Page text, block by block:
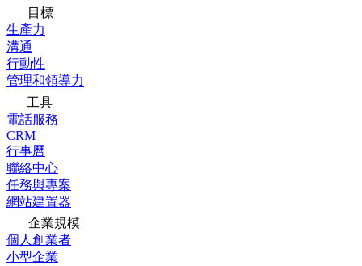
目標
生產力
溝通
行動性
管理和領導力
工具
電話服務
CRM
行事曆
聯絡中心
任務與專案
網站建置器
企業規模
個人創業者
小型企業